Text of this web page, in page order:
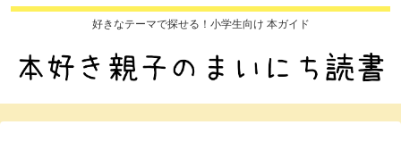
好きなテーマで探せる！小学生向け 本ガイド